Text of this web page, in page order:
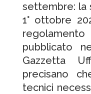
settembre: la
1° ottobre
pubblicato
Gazzetta
precisano
tecnici